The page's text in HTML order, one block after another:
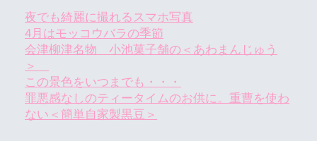
夜でも綺麗に撮れるスマホ写真
4月はモッコウバラの季節
会津柳津名物 小池菓子舗の＜あわまんじゅう
＞
この景色をいつまでも・・・
罪悪感なしのティータイムのお供に。重曹を使わ
ない＜簡単自家製黒豆＞